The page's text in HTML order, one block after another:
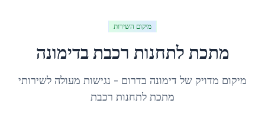
מיקום השירות
מתכת לתחנות רכבת בדימונה
מיקום מדויק של דימונה בדרום - נגישות מעולה לשירותי
מתכת לתחנות רכבת